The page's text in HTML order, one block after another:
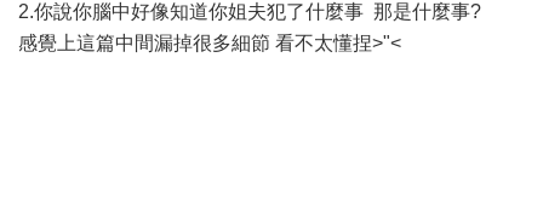
2.你說你腦中好像知道你姐夫犯了什麼事 那是什麼事?
感覺上這篇中間漏掉很多細節 看不太懂捏>"<